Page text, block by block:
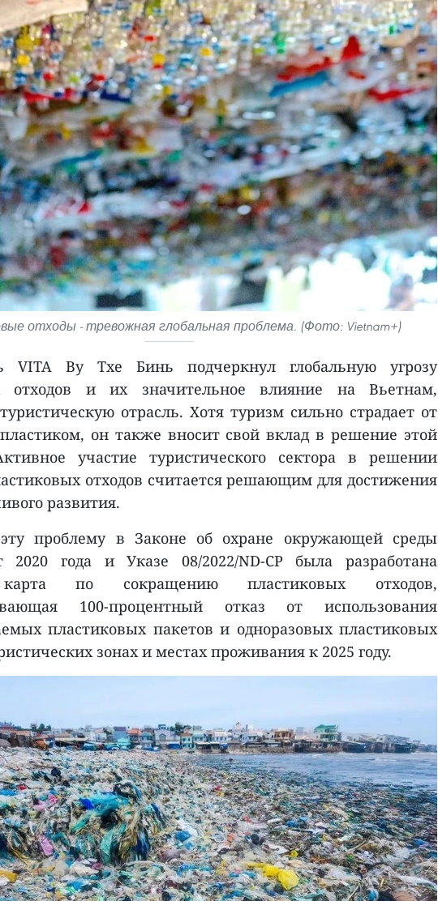
отходы - тревожная глобальная проблема. (Фото: Vietnam+)
VITA Ву Тхе Бинь подчеркнул глобальную угрозу
отходов и их значительное влияние на Вьетнам,
отрасль. Хотя туризм сильно страдает от
пластиком, он также вносит свой вклад в решение этой
участие туристического сектора в решении
отходов считается решающим для достижения
развития.
проблему в Законе об охране окружающей среды
2020 года и Указе 08/2022/ND-CP была разработана
по сокращению пластиковых отходов,
100-процентный отказ от использования
пластиковых пакетов и одноразовых пластиковых
зонах и местах проживания к 2025 году.